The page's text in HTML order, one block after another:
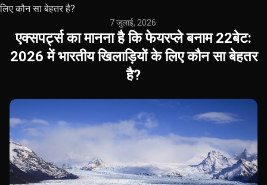
लिए कौन सा बेहतर है?
7 जुलाई, 2026·
एक्सपर्ट्स का मानना ​​है कि फेयरप्ले बनाम 22बेट:
2026 में भारतीय खिलाड़ियों के लिए कौन सा बेहतर
है?